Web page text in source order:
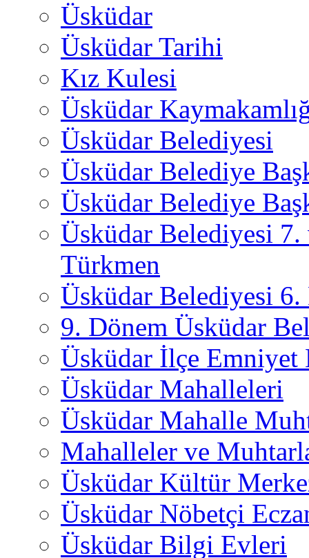
Üsküdar
Üsküdar Tarihi
Kız Kulesi
Üsküdar
Üsküdar Belediyesi
Üsküdar Belediye
Üsküdar Belediye
Üsküdar Belediyesi
Türkmen
Üsküdar Belediyesi 6.
9. Dönem Üsküdar
Üsküdar İlçe
Üsküdar Mahalleleri
Üsküdar Mahalle
Mahalleler ve
Üsküdar Kültür
Üsküdar Nöbetçi
Üsküdar Bilgi Evleri